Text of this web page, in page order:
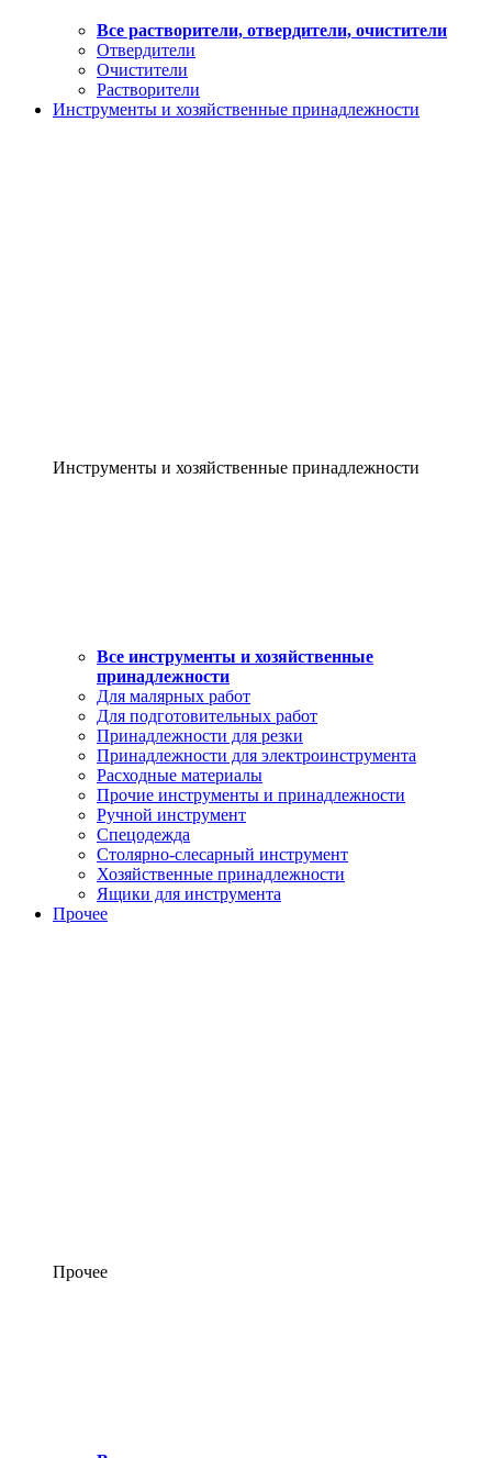
Все растворители, отвердители, очистители
Отвердители
Очистители
Растворители
Инструменты и хозяйственные принадлежности
Инструменты и хозяйственные принадлежности
Все инструменты и хозяйственные
принадлежности
Для малярных работ
Для подготовительных работ
Принадлежности для резки
Принадлежности для электроинструмента
Расходные материалы
Прочие инструменты и принадлежности
Ручной инструмент
Спецодежда
Столярно-слесарный инструмент
Хозяйственные принадлежности
Ящики для инструмента
Прочее
Прочее